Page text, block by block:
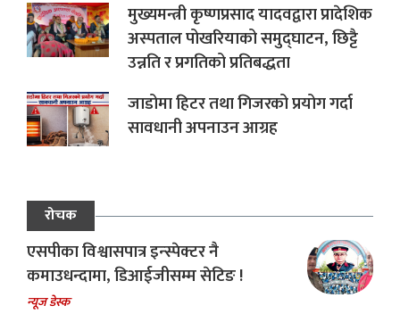
मुख्यमन्त्री कृष्णप्रसाद यादवद्वारा प्रादेशिक
अस्पताल पोखरियाको समुद्घाटन, छिट्टै
उन्नति र प्रगतिको प्रतिबद्धता
जाडोमा हिटर तथा गिजरको प्रयोग गर्दा
सावधानी अपनाउन आग्रह
रोचक
एसपीका विश्वासपात्र इन्स्पेक्टर नै
कमाउधन्दामा, डिआईजीसम्म सेटिङ !
न्यूज डेस्क